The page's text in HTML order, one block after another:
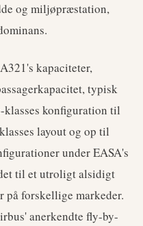
og miljøpræstation,
kapaciteter,
typisk
konfiguration til
layout og op til
under EASA's
til et utroligt alsidigt
på forskellige markeder.
anerkendte fly-by-